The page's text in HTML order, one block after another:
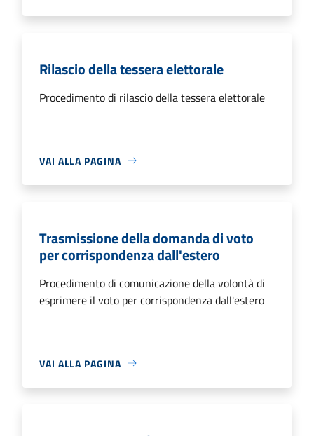
Rilascio della tessera elettorale
Procedimento di rilascio della tessera elettorale
VAI ALLA PAGINA
Trasmissione della domanda di voto
per corrispondenza dall'estero
Procedimento di comunicazione della volontà di
esprimere il voto per corrispondenza dall'estero
VAI ALLA PAGINA